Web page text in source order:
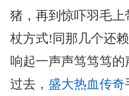
猪，再到惊吓羽毛
杖方式!同那几个还
响起一声声笃笃笃
过去， 盛大热血传奇